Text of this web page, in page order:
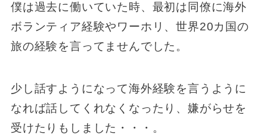
僕は過去に働いていた時、最初は同僚に海外
ボランティア経験やワーホリ、世界20カ国の
旅の経験を言ってませんでした。
少し話すようになって海外経験を言うように
なれば話してくれなくなったり、嫌がらせを
受けたりもしました・・・。